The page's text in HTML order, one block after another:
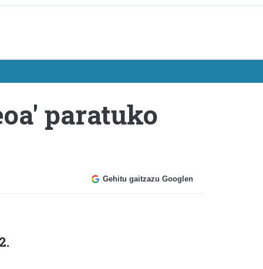
paratuko
Gehitu gaitzazu Googlen